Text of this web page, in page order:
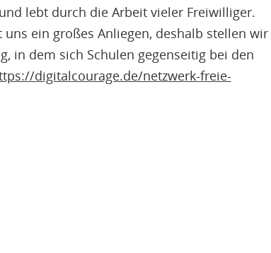
lebt durch die Arbeit vieler Freiwilliger.
ein großes Anliegen, deshalb stellen wir
in dem sich Schulen gegenseitig bei den
digitalcourage.de/netzwerk-freie-